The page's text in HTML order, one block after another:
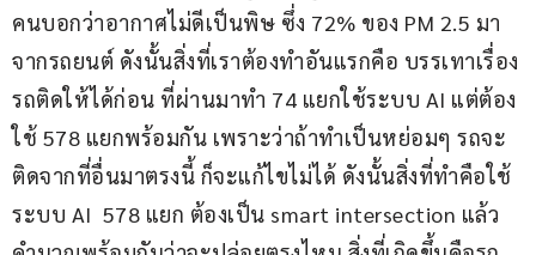
คนบอกว่าอากาศไม่ดีเป็นพิษ ซึ่ง 72% ของ PM 2.5 มา
จากรถยนต์ ดังนั้นสิ่งที่เราต้องทำอันแรกคือ บรรเทาเรื่อง
รถติดให้ได้ก่อน ที่ผ่านมาทำ 74 แยกใช้ระบบ AI แต่ต้อง
ใช้ 578 แยกพร้อมกัน เพราะว่าถ้าทำเป็นหย่อมๆ รถจะ
ติดจากที่อื่นมาตรงนี้ ก็จะแก้ไขไม่ได้ ดังนั้นสิ่งที่ทำคือใช้
ระบบ AI  578 แยก ต้องเป็น smart intersection แล้ว